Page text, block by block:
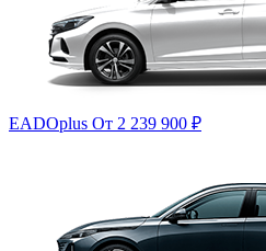
EADOplus От 2 239 900 ₽